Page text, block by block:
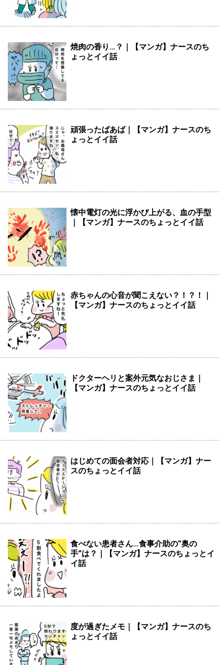
焼肉の香り…？｜【マンガ】ナースのち
ょっとイイ話
頑張ったばあば｜【マンガ】ナースのち
ょっとイイ話
懐中電灯の光に浮かび上がる、血の手型
｜【マンガ】ナースのちょっとイイ話
赤ちゃんの心音が聞こえない？！？！｜
【マンガ】ナースのちょっとイイ話
ドクターヘリと案外元気なおじさま｜
【マンガ】ナースのちょっとイイ話
はじめての面会者対応｜【マンガ】ナー
スのちょっとイイ話
食べない患者さん…食事介助の”奥の
手”は？｜【マンガ】ナースのちょっとイ
イ話
度が過ぎたメモ｜【マンガ】ナースのち
ょっとイイ話